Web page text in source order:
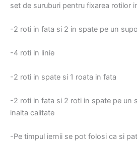
set de suruburi pentru fixarea rotilor
-2 roti in fata si 2 in spate pe un
-4 roti in linie
-2 roti in spate si 1 roata in fata
-2 roti in fata si 2 roti in spate pe un
inalta calitate
-Pe timpul iernii se pot folosi ca si